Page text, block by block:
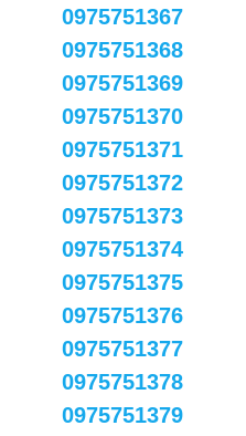
0975751367
0975751368
0975751369
0975751370
0975751371
0975751372
0975751373
0975751374
0975751375
0975751376
0975751377
0975751378
0975751379